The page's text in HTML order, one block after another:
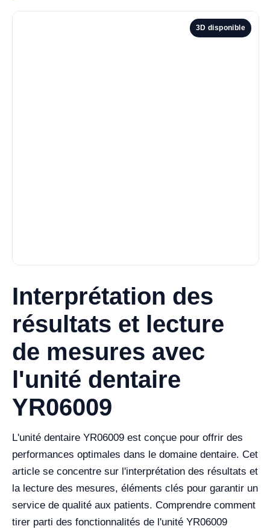
3D disponible
Interprétation des
résultats et lecture
de mesures avec
l'unité dentaire
YR06009
L'unité dentaire YR06009 est conçue pour offrir des
performances optimales dans le domaine dentaire. Cet
article se concentre sur l'interprétation des résultats et
la lecture des mesures, éléments clés pour garantir un
service de qualité aux patients. Comprendre comment
tirer parti des fonctionnalités de l'unité YR06009